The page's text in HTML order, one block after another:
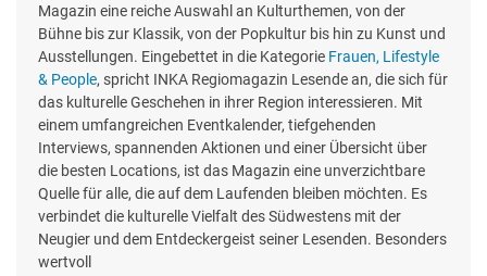
Magazin eine reiche Auswahl an Kulturthemen, von der
Bühne bis zur Klassik, von der Popkultur bis hin zu Kunst und
Ausstellungen. Eingebettet in die Kategorie Frauen, Lifestyle
& People, spricht INKA Regiomagazin Lesende an, die sich für
das kulturelle Geschehen in ihrer Region interessieren. Mit
einem umfangreichen Eventkalender, tiefgehenden
Interviews, spannenden Aktionen und einer Übersicht über
die besten Locations, ist das Magazin eine unverzichtbare
Quelle für alle, die auf dem Laufenden bleiben möchten. Es
verbindet die kulturelle Vielfalt des Südwestens mit der
Neugier und dem Entdeckergeist seiner Lesenden. Besonders
wertvoll